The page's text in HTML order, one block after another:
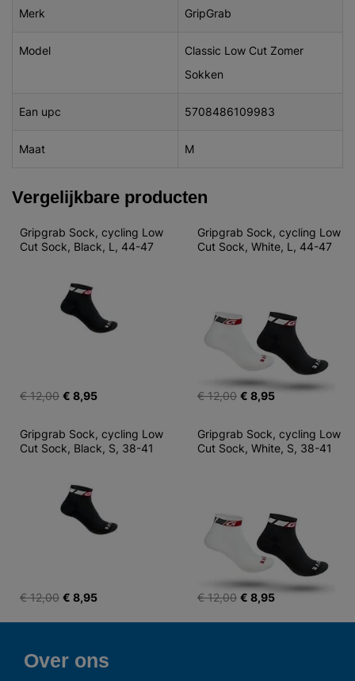
Merk GripGrab
Model
Classic Low Cut Zomer
Sokken
Ean upc 5708486109983
Maat M
Vergelijkbare producten
Gripgrab Sock, cycling Low
Cut Sock, Black, L, 44-47
€ 12,00 € 8,95
Gripgrab Sock, cycling Low
Cut Sock, White, L, 44-47
€ 12,00 € 8,95
Gripgrab Sock, cycling Low
Cut Sock, Black, S, 38-41
€ 12,00 € 8,95
Gripgrab Sock, cycling Low
Cut Sock, White, S, 38-41
€ 12,00 € 8,95
Over ons